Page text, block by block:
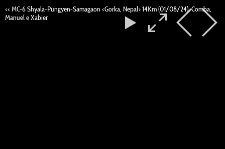
<< MC-6 Shyala-Pungyen-Samagaon <Gorka, Nepal> 14Km (01/08/24). Comba,
Manuel e Xabier